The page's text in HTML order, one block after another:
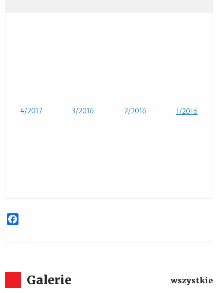
4/2017 3/2016 2/2016 1/2016
Galerie wszystkie